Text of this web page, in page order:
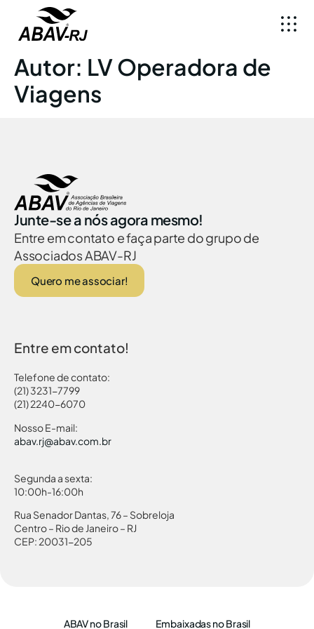
Autor: LV Operadora de
Viagens
Junte-se a nós agora mesmo!
Entre em contato e faça parte do grupo de
Associados ABAV-RJ
Quero me associar!
Entre em contato!
Telefone de contato:
(21) 3231-7799
(21) 2240-6070
Nosso E-mail:
abav.rj@abav.com.br
Segunda a sexta:
10:00h-16:00h
Rua Senador Dantas, 76 – Sobreloja
Centro – Rio de Janeiro – RJ
CEP: 20031-205
ABAV no Brasil Embaixadas no Brasil